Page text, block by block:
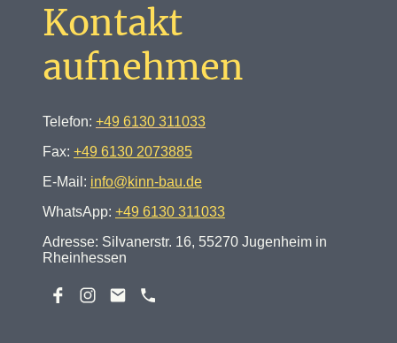
Kontakt
aufnehmen
Telefon: +49 6130 311033
Fax: +49 6130 2073885
E-Mail: info@kinn-bau.de
WhatsApp: +49 6130 311033
Adresse: Silvanerstr. 16, 55270 Jugenheim in
Rheinhessen